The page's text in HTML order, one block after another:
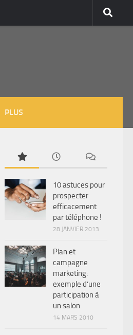
PLUS
10 astuces pour
prospecter
efficacement
par téléphone !
28 JANVIER 2013
Plan et
campagne
marketing:
exemple d’une
participation à
un salon
14 MARS 2010